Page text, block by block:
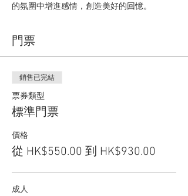
的氛圍中增進感情，創造美好的回憶。
門票
銷售已完結
票券類型
標準門票
價格
從 HK$550.00 到 HK$930.00
成人